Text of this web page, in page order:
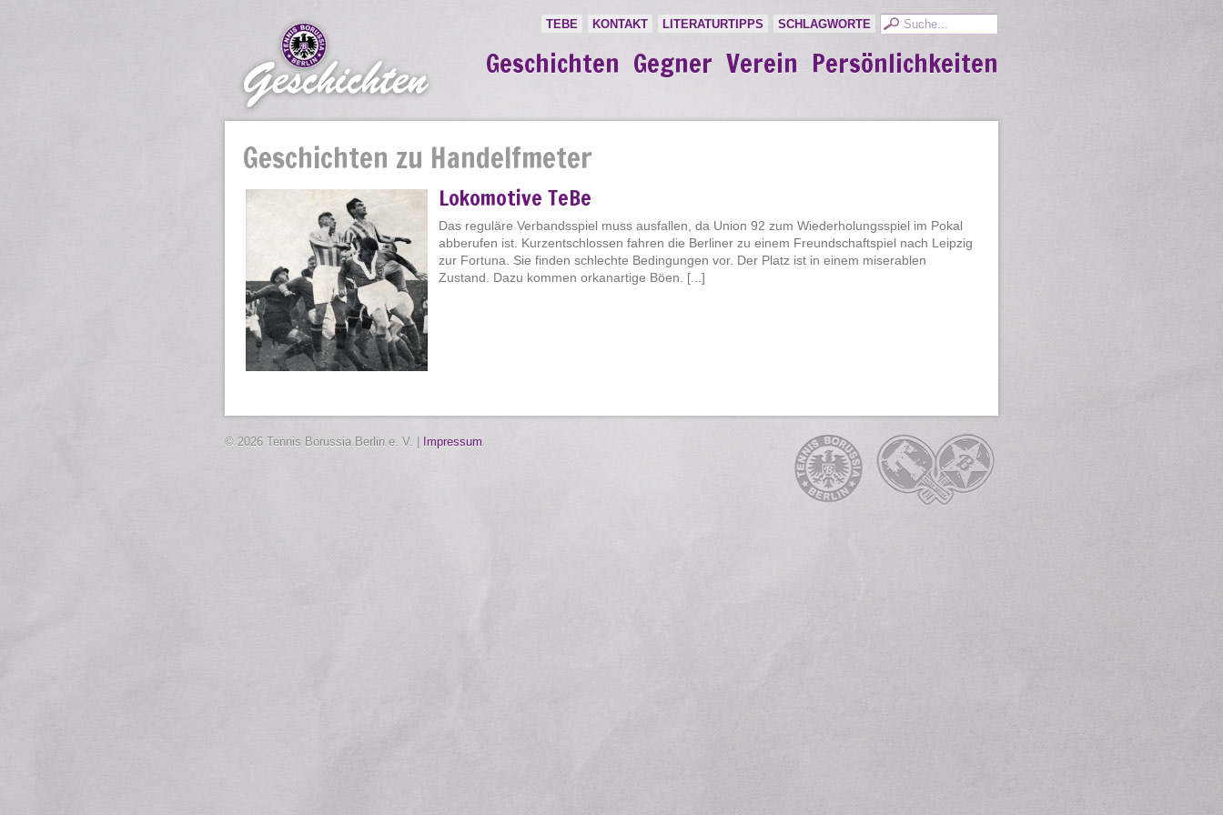
TEBE KONTAKT LITERATURTIPPS SCHLAGWORTE
Geschichten Gegner Verein Persönlichkeiten
Geschichten zu Handelfmeter
Lokomotive TeBe
Das reguläre Verbandsspiel muss ausfallen, da Union 92 zum Wiederholungsspiel im Pokal
abberufen ist. Kurzentschlossen fahren die Berliner zu einem Freundschaftspiel nach Leipzig
zur Fortuna. Sie finden schlechte Bedingungen vor. Der Platz ist in einem miserablen
Zustand. Dazu kommen orkanartige Böen. [...]
© 2026 Tennis Borussia Berlin e. V. | Impressum